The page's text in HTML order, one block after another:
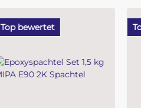
Top bewertet